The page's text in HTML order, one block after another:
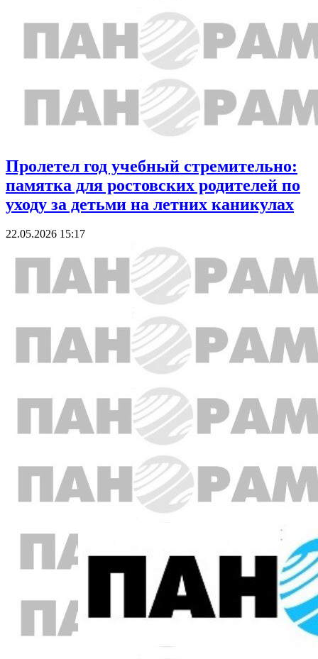
Пролетел год учебный стремительно:
памятка для ростовских родителей по
уходу за детьми на летних каникулах
22.05.2026 15:17